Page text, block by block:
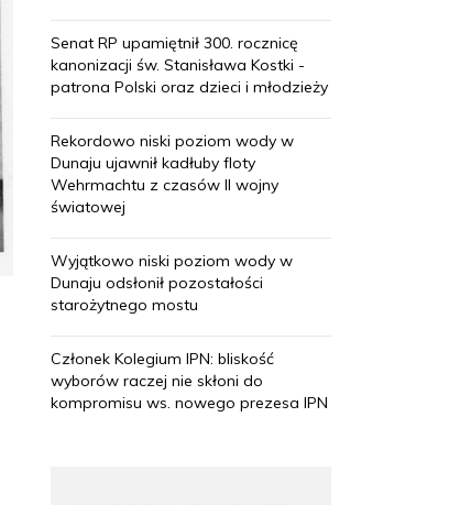
Senat RP upamiętnił 300. rocznicę
kanonizacji św. Stanisława Kostki -
patrona Polski oraz dzieci i młodzieży
Rekordowo niski poziom wody w
Dunaju ujawnił kadłuby floty
Wehrmachtu z czasów II wojny
światowej
Wyjątkowo niski poziom wody w
Dunaju odsłonił pozostałości
starożytnego mostu
Członek Kolegium IPN: bliskość
wyborów raczej nie skłoni do
kompromisu ws. nowego prezesa IPN